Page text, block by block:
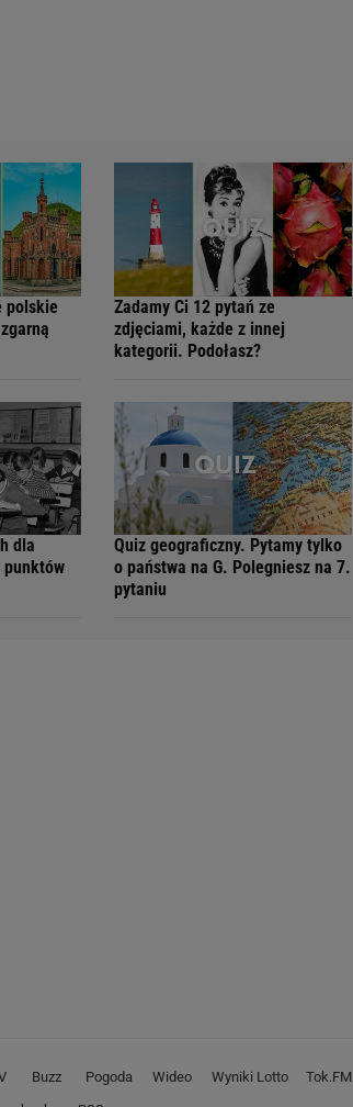
polskie
Zadamy Ci 12 pytań ze
zdjęciami, każde z innej
kategorii. Podołasz?
dla
punktów
Quiz geograficzny. Pytamy tylko
o państwa na G. Polegniesz na 7.
pytaniu
Buzz Pogoda Wideo Wyniki Lotto Tok.FM